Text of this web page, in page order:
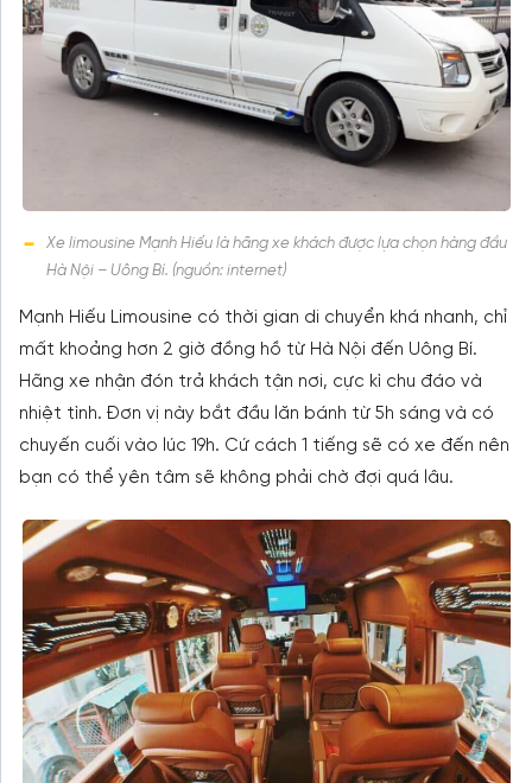
Xe limousine Mạnh Hiếu là hãng xe khách được lựa chọn hàng đầu
Hà Nội – Uông Bí. (nguồn: internet)
Mạnh Hiếu Limousine có thời gian di chuyển khá nhanh, chỉ
mất khoảng hơn 2 giờ đồng hồ từ Hà Nội đến Uông Bí.
Hãng xe nhận đón trả khách tận nơi, cực kì chu đáo và
nhiệt tình. Đơn vị này bắt đầu lăn bánh từ 5h sáng và có
chuyến cuối vào lúc 19h. Cứ cách 1 tiếng sẽ có xe đến nên
bạn có thể yên tâm sẽ không phải chờ đợi quá lâu.